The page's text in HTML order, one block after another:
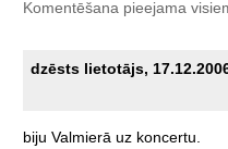
Komentēšana pieejama
dzēsts lietotājs,
biju Valmierā uz koncertu.